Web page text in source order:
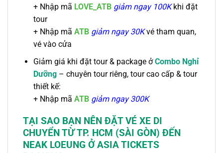
+ Nhập mã LOVE_ATB giảm ngay 100Kkhi đặt
tour
+ Nhập mã ATBgiảm ngay 30Kvé tham quan,
vé vào cửa
Giảm giá khi đặt tour & package ở Combo Nghỉ
Dưỡng– chuyên tour riêng, tour cao cấp & tour
thiết kế:
+ Nhập mã ATB giảm ngay 300K
TẠI SAO BẠN NÊN ĐẶTVÉ XE DI
CHUYỂN TỪ TP. HCM (SÀI GÒN) ĐẾN
NEAK LOEUNG Ở ASIA TICKETS